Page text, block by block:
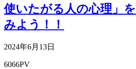
使いたがる人の心理」
みよう！！
2024年6月13日
6066PV